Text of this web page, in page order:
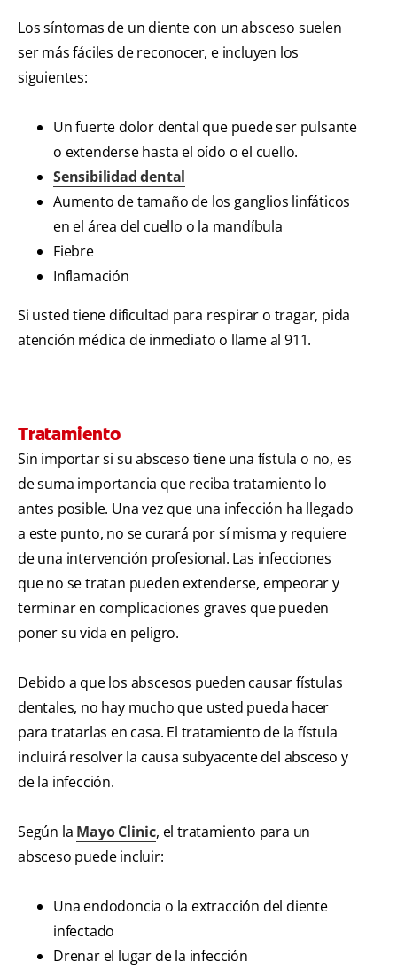
Los síntomas de un diente con un absceso suelen
ser más fáciles de reconocer, e incluyen los
siguientes:
Un fuerte dolor dental que puede ser pulsante
o extenderse hasta el oído o el cuello.
Sensibilidad dental
Aumento de tamaño de los ganglios linfáticos
en el área del cuello o la mandíbula
Fiebre
Inflamación
Si usted tiene dificultad para respirar o tragar, pida
atención médica de inmediato o llame al 911.
Tratamiento
Sin importar si su absceso tiene una fístula o no, es
de suma importancia que reciba tratamiento lo
antes posible. Una vez que una infección ha llegado
a este punto, no se curará por sí misma y requiere
de una intervención profesional. Las infecciones
que no se tratan pueden extenderse, empeorar y
terminar en complicaciones graves que pueden
poner su vida en peligro.
Debido a que los abscesos pueden causar fístulas
dentales, no hay mucho que usted pueda hacer
para tratarlas en casa. El tratamiento de la fístula
incluirá resolver la causa subyacente del absceso y
de la infección.
Según la Mayo Clinic, el tratamiento para un
absceso puede incluir:
Una endodoncia o la extracción del diente
infectado
Drenar el lugar de la infección